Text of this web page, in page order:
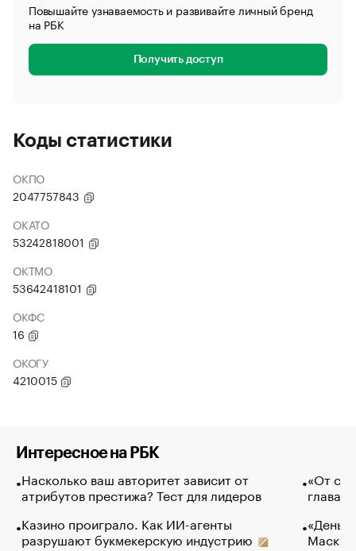
Повышайте узнаваемость и развивайте личный бренд
на РБК
Получить доступ
Коды статистики
ОКПО
2047757843
ОКАТО
53242818001
ОКТМО
53642418101
ОКФС
16
ОКОГУ
4210015
Интересное на РБК
Насколько ваш авторитет зависит от
атрибутов престижа? Тест для лидеров
Казино проиграло. Как ИИ-агенты
разрушают букмекерскую индустрию
«От
глава
Маск в